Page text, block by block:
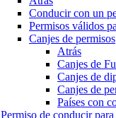
Conducir con un
Permisos válidos
Canjes de permisos
Atrás
Canjes de
Canjes de
Canjes de
Países con
Permiso de conducir